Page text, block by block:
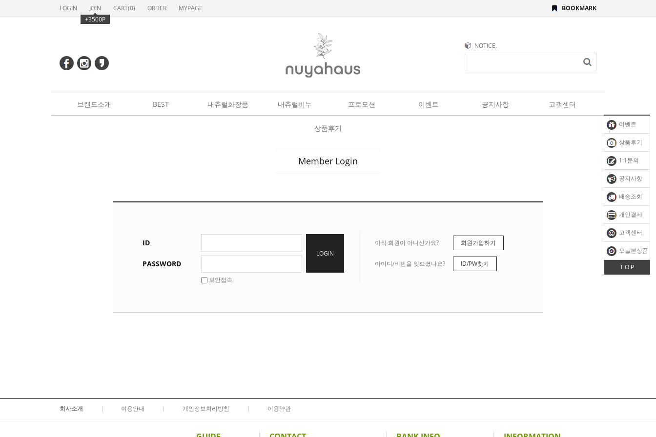
이벤트
상품후기
1:1문의
공지사항
배송조회
개인결제
고객센터
오늘본상품
T O P
LOGIN
JOIN
+3500P
CART(0) ORDER MYPAGE BOOKMARK
NOTICE.
브랜드소개 BEST 내츄럴화장품 내츄럴비누 프로모션 이벤트 공지사항 고객센터
상품후기
Member Login
ID
PASSWORD
LOGIN
보안접속
아직 회원이 아니신가요? 회원가입하기
아이디/비번을 잊으셨나요? ID/PW찾기
회사소개 이용안내 개인정보처리방침 이용약관